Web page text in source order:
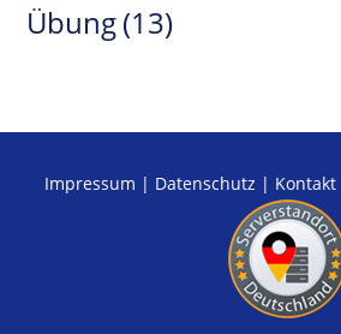
Übung(13)
Impressum | Datenschutz | Kontakt